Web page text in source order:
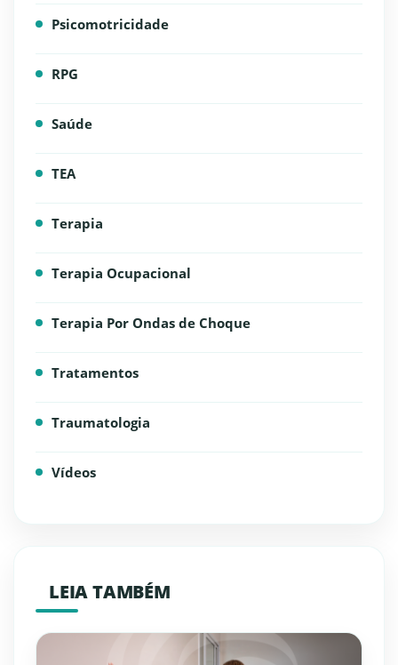
Psicomotricidade
RPG
Saúde
TEA
Terapia
Terapia Ocupacional
Terapia Por Ondas de Choque
Tratamentos
Traumatologia
Vídeos
LEIA TAMBÉM